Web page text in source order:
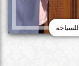
للسياحة